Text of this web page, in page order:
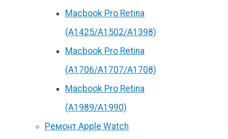
Macbook Pro Retina
(А1425/A1502/A1398)
Macbook Pro Retina
(А1706/A1707/A1708)
Macbook Pro Retina
(А1989/A1990)
Ремонт Apple Watch